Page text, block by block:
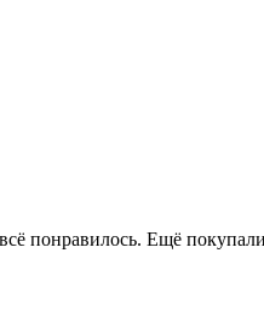
понравилось. Ещё